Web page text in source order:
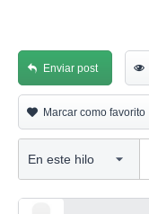
Enviar post
Marcar como favorito